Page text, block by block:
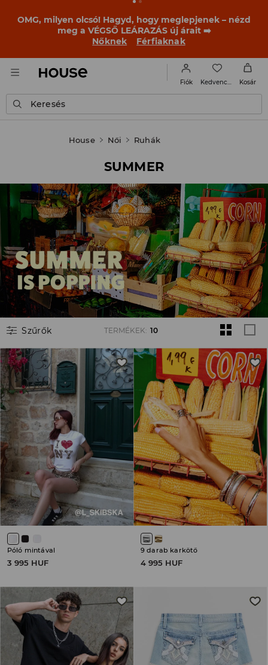
BACK TO SCHOOL
A legjobb történetek már a
becsengetés előtt elkezdődnek. Kezdd a tanévet egy új
outfittel!
Nőknek
Férfiaknak
Fiók Kosár
Keresés
House Női Ruhák
SUMMER
Szűrők TERMÉKEK: 10
Póló mintával
3 995 HUF
9 darab karkötő
4 995 HUF